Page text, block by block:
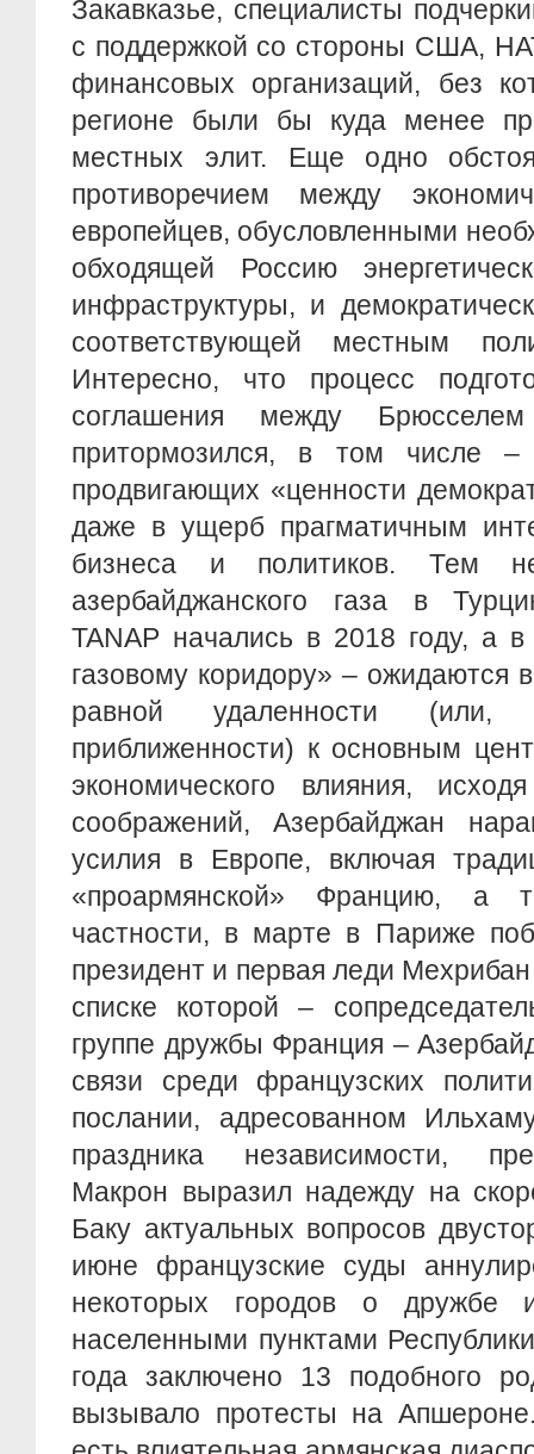
Закавказье, специалисты
с поддержкой со стороны США,
финансовых организаций, без
регионе были бы куда менее
местных элит. Еще одно
противоречием между
европейцев, обусловленными
обходящей Россию
инфраструктуры, и
соответствующей местным
Интересно, что процесс
соглашения между
притормозился, в том числе
продвигающих «ценности
даже в ущерб прагматичным
бизнеса и политиков. Тем
азербайджанского газа в
TANAP начались в 2018 году, а
газовому коридору» – ожидаются
равной удаленности (или,
приближенности) к основным
экономического влияния,
соображений, Азербайджан
усилия в Европе, включая
«проармянской» Францию, а
частности, в марте в Париже
президент и первая леди
списке которой –
группе дружбы Франция –
связи среди французских
послании, адресованном
праздника независимости,
Макрон выразил надежду на
Баку актуальных вопросов
июне французские суды
некоторых городов о дружбе
населенными пунктами
года заключено 13 подобного
вызывало протесты на